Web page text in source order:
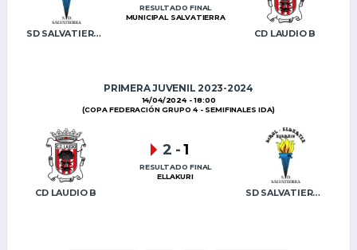
SD SALVATIERRA CD LAUDIO B
RESULTADO FINAL
MUNICIPAL SALVATIERRA
PRIMERA JUVENIL 2023-2024
14/04/2024 - 18:00
(COPA FEDERACIÓN GRUPO 4 - SEMIFINALES IDA)
CD LAUDIO B SD SALVATIERRA
2 -1
RESULTADO FINAL
ELLAKURI